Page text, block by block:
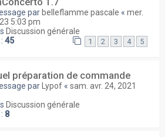
par belleflamme pascale « mer.
5:03 pm
Discussion générale
45 1 2 3 4 5
préparation de commande
par Lypof « sam. avr. 24, 2021
Discussion générale
8